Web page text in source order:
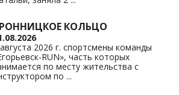
КОЛЬЦО
2026 г. спортсмены команды
RUN», часть которых
по месту жительства с
по ...